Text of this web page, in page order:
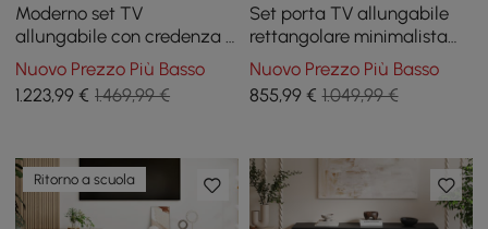
Moderno set TV
allungabile con credenza e
tavolino da caffè astratto
Nuovo Prezzo Più Basso
1.223,99 € 1.469,99 €
Set porta TV allungabile
rettangolare minimalista
bianco e noce e tavolino da
caffè con piano rialzato
Nuovo Prezzo Più Basso
855,99€ 1.049,99 €
Ritorno a scuola